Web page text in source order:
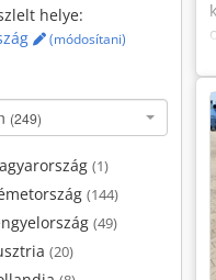
helye:
(módosítani)
(249)
(1)
(144)
(49)
(20)